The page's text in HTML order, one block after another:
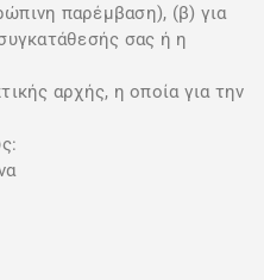
παρέμβαση), (β) για
σας ή η
αρχής, η οποία για την